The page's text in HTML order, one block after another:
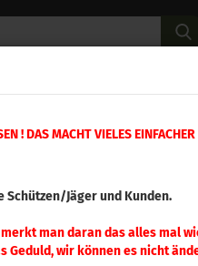
! DAS MACHT VIELES EINFACHER
Schützen/Jäger und Kunden.
man daran das alles mal
Geduld, wir können es nicht
Schäfte » Magpul DT Carbine